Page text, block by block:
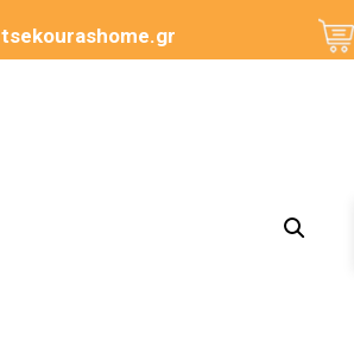
tsekourashome.gr